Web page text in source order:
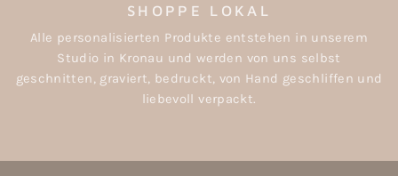
SHOPPE LOKAL
Alle personalisierten Produkte entstehen in unserem
Studio in Kronau und werden von uns selbst
geschnitten, graviert, bedruckt, von Hand geschliffen und
liebevoll verpackt.